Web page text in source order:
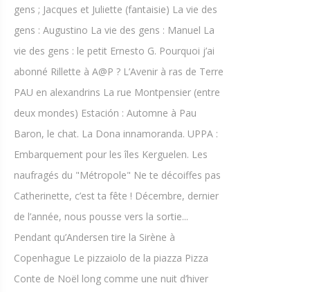
gens ; Jacques et Juliette (fantaisie) La vie des
gens : Augustino La vie des gens : Manuel La
vie des gens : le petit Ernesto G. Pourquoi j’ai
abonné Rillette à A@P ? L’Avenir à ras de Terre
PAU en alexandrins La rue Montpensier (entre
deux mondes) Estación : Automne à Pau
Baron, le chat. La Dona innamoranda. UPPA :
Embarquement pour les îles Kerguelen. Les
naufragés du "Métropole" Ne te décoiffes pas
Catherinette, c’est ta fête ! Décembre, dernier
de l’année, nous pousse vers la sortie...
Pendant qu’Andersen tire la Sirène à
Copenhague Le pizzaiolo de la piazza Pizza
Conte de Noël long comme une nuit d’hiver